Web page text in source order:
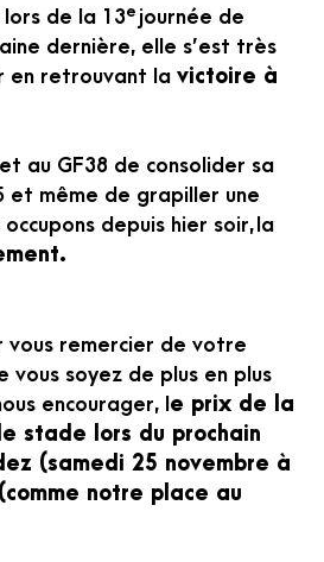
de la 13e journée de
dernière, elle s’est très
en retrouvant la victoire à
au GF38 de consolider sa
et même de grapiller une
depuis hier soir, la
vous remercier de votre
vous soyez de plus en plus
encourager, l e prix de la
stade lors du prochain
(samedi 25 novembre à
notre place au